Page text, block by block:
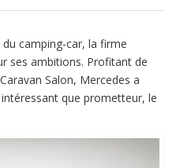
camping-car, la firme
ses ambitions. Profitant de
Salon, Mercedes a
que prometteur, le